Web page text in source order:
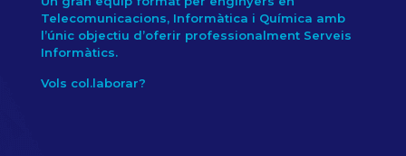
Telecomunicacions, Informàtica i Química amb
l’únic objectiu d’oferir professionalment Serveis
Informàtics.
Vols col.laborar?